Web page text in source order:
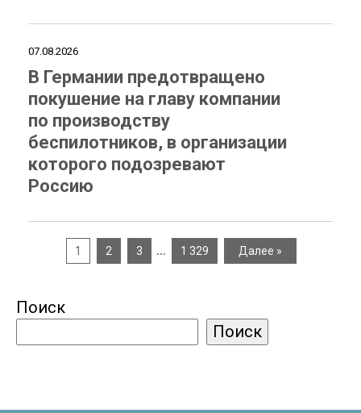
07.08.2026
В Германии предотвращено
покушение на главу компании
по производству
беспилотников, в организации
которого подозревают
Россию
1 2 3 … 1 329 Далее »
Поиск
Поиск